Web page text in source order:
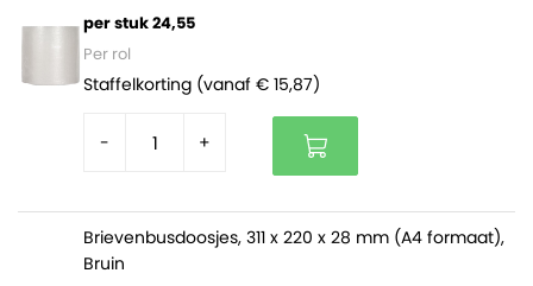
per stuk 24,55
Per rol
Staffelkorting (vanaf € 15,87)
- +
Brievenbusdoosjes, 311 x 220 x 28 mm (A4 formaat),
Bruin